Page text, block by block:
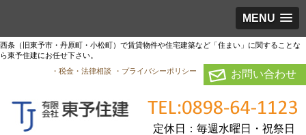
MENU
西条（旧東予市・丹原町・小松町）で賃貸物件や住宅建築など「住まい」に関することな
ら東予住建にお任せ下さい。
・税金・法律相談
・プライバシーポリシー お問い合わせ
定休日：毎週水曜日・祝祭日